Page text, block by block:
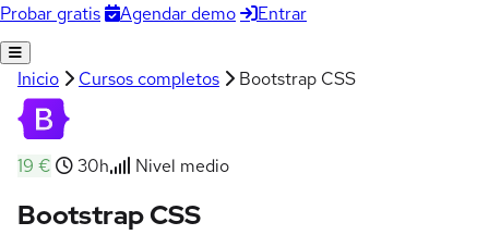
Probar gratis
Agendar demo Entrar
Inicio Cursos completos Bootstrap CSS
19 € 30h Nivel medio
Bootstrap CSS